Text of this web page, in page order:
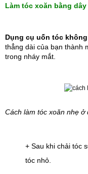
Làm tóc xoăn bằng
Dụng cụ uốn tóc
thẳng dài của bạn thành
trong nháy mắt.
Cách làm tóc xoăn nhẹ ở
+ Sau khi chải tóc
tóc nhỏ.